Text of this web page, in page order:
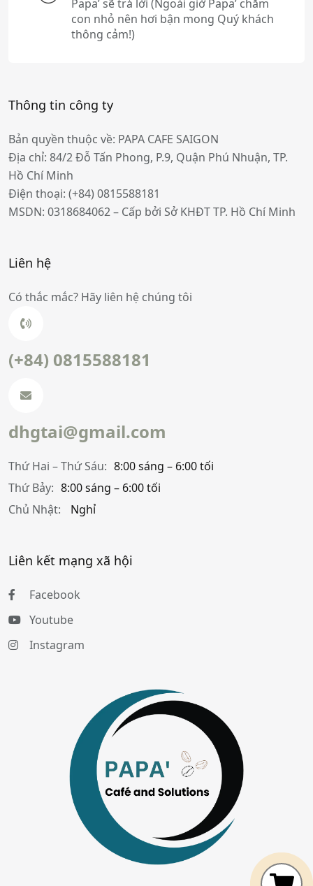
Papa’ sẽ trả lời (Ngoài giờ Papa’ chăm
con nhỏ nên hơi bận mong Quý khách
thông cảm!)
Thông tin công ty
Bản quyền thuộc về: PAPA CAFE SAIGON
Địa chỉ: 84/2 Đỗ Tấn Phong, P.9, Quận Phú Nhuận, TP.
Hồ Chí Minh
Điện thoại: (+84) 0815588181
MSDN: 0318684062 – Cấp bởi Sở KHĐT TP. Hồ Chí Minh
Liên hệ
Có thắc mắc? Hãy liên hệ chúng tôi
(+84) 0815588181
dhgtai@gmail.com
Thứ Hai – Thứ Sáu: 8:00 sáng – 6:00 tối
Thứ Bảy: 8:00 sáng – 6:00 tối
Chủ Nhật:
Nghỉ
Liên kết mạng xã hội
Facebook
Youtube
Instagram